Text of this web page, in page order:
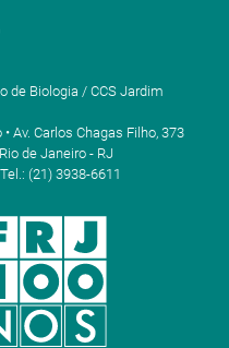
de Biologia / CCS Jardim
Av. Carlos Chagas Filho, 373
de Janeiro - RJ
(21) 3938-6611